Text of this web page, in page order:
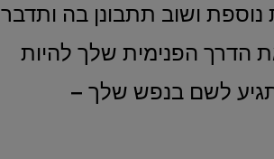
ושוב תתבונן בה ותדבר
הדרך הפנימית שלך להיות
לשם בנפש שלך –